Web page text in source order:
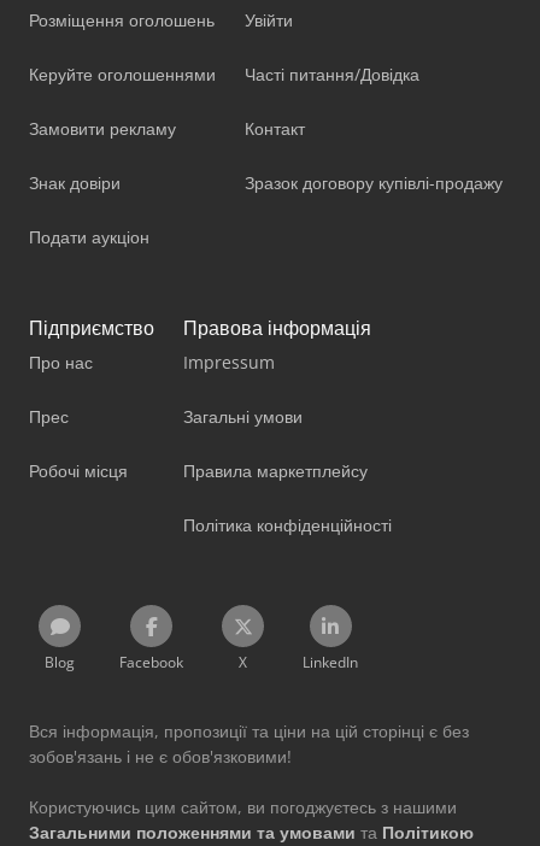
Розміщення оголошень
Керуйте оголошеннями
Замовити рекламу
Знак довіри
Подати аукціон
Увійти
Часті питання/Довідка
Контакт
Зразок договору купівлі-продажу
Підприємство
Про нас
Прес
Робочі місця
Правова інформація
Impressum
Загальні умови
Правила маркетплейсу
Політика конфіденційності
Blog Facebook X LinkedIn
Вся інформація, пропозиції та ціни на цій сторінці є без
зобов'язань і не є обов'язковими!
Користуючись цим сайтом, ви погоджуєтесь з нашими
Загальними положеннями та умовами та Політикою